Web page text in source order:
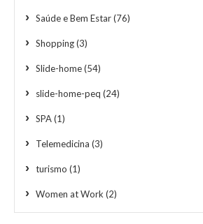
Saúde e Bem Estar(76)
Shopping(3)
Slide-home(54)
slide-home-peq (24)
SPA(1)
Telemedicina (3)
turismo (1)
Women at Work(2)